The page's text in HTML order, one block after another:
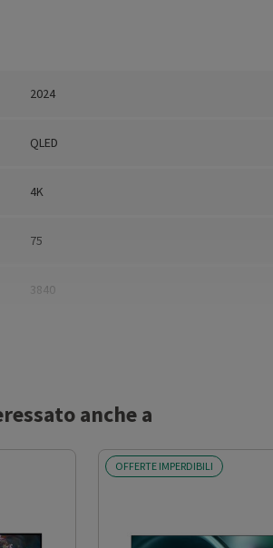
2024
QLED
4K
75
3840
60
anche a
OFFERTE IMPERDIBILI